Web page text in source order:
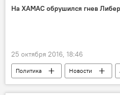
На ХАМАС обрушился гнев
25 октября 2016, 18:46
Политика Новости
Новости мира
Израиль